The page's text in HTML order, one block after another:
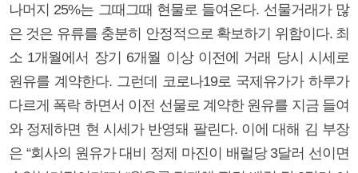
나머지 25%는 그때그때 현물로 들여온다. 선물거래가 많
은 것은 유류를 충분히 안정적으로 확보하기 위함이다. 최
소 1개월에서 장기 6개월 이상 이전에 거래 당시 시세로
원유를 계약한다. 그런데 코로나19로 국제유가가 하루가
다르게 폭락 하면서 이전 선물로 계약한 원유를 지금 들여
와 정제하면 현 시세가 반영돼 팔린다. 이에 대해 김 부장
은 “회사의 원유가 대비 정제 마진이 배럴당 3달러 선이면